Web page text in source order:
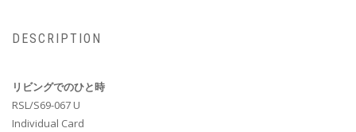
DESCRIPTION
リビングでのひと時
RSL/S69-067 U
Individual Card